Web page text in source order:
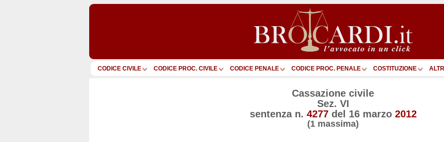
CODICE CIVILE CODICE PROC. CIVILE CODICE PENALE CODICE PROC. PENALE COSTITUZIONE ALTRI
Cassazione civile
Sez. VI
sentenza n. 4277 del 16 marzo 2012
(1 massima)